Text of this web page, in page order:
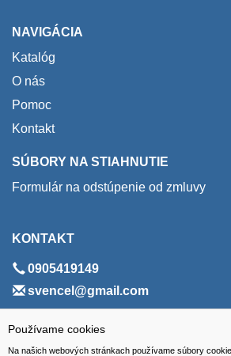
Používame cookies
Na našich webových stránkach používame súbory
NAVIGÁCIA
Katalóg
O nás
Pomoc
Kontakt
SÚBORY NA STIAHNUTIE
Formulár na odstúpenie od zmluvy
KONTAKT
0905419149
svencel@gmail.com
ADRESA